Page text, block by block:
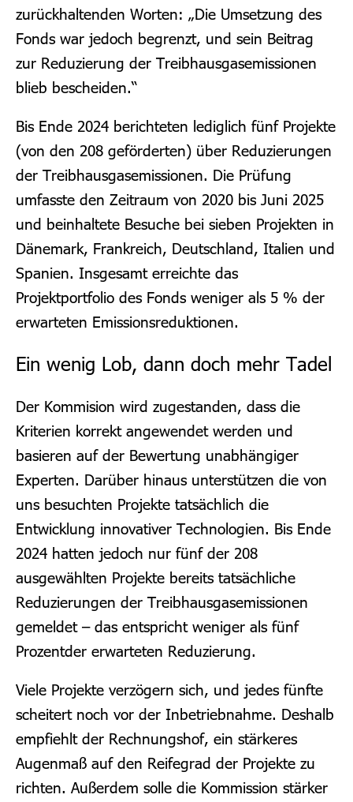
zurückhaltenden Worten: „Die Umsetzung des
Fonds war jedoch begrenzt, und sein Beitrag
zur Reduzierung der Treibhausgasemissionen
blieb bescheiden.“
Bis Ende 2024 berichteten lediglich fünf Projekte
(von den 208 geförderten) über Reduzierungen
der Treibhausgasemissionen. Die Prüfung
umfasste den Zeitraum von 2020 bis Juni 2025
und beinhaltete Besuche bei sieben Projekten in
Dänemark, Frankreich, Deutschland, Italien und
Spanien. Insgesamt erreichte das
Projektportfolio des Fonds weniger als 5 % der
erwarteten Emissionsreduktionen.
Ein wenig Lob, dann doch mehr Tadel
Der Kommision wird zugestanden, dass die
Kriterien korrekt angewendet werden und
basieren auf der Bewertung unabhängiger
Experten. Darüber hinaus unterstützen die von
uns besuchten Projekte tatsächlich die
Entwicklung innovativer Technologien. Bis Ende
2024 hatten jedoch nur fünf der 208
ausgewählten Projekte bereits tatsächliche
Reduzierungen der Treibhausgasemissionen
gemeldet – das entspricht weniger als fünf
Prozentder erwarteten Reduzierung.
Viele Projekte verzögern sich, und jedes fünfte
scheitert noch vor der Inbetriebnahme. Deshalb
empfiehlt der Rechnungshof, ein stärkeres
Augenmaß auf den Reifegrad der Projekte zu
richten. Außerdem solle die Kommission stärker